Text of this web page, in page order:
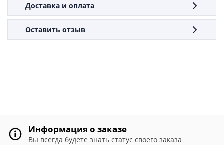
Доставка и оплата
Оставить отзыв
Информация о заказе
Вы всегда будете знать статус своего заказа